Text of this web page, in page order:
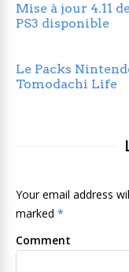
Mise à jour 4.11
PS3 disponible
Le Packs
Tomodachi Life
Your email address
marked *
Comment